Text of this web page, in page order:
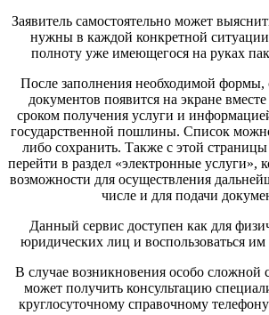
Заявитель самостоятельно может
нужны в каждой конкретной
полноту уже имеющегося на руках
После заполнения необходимой формы,
документов появится на экране
сроком получения услуги и
государственной пошлины. Список можно
либо сохранить. Также с этой страницы
перейти в раздел «электронные услуги»,
возможности для осуществления
числе и для подачи
Данный сервис доступен как для
юридических лиц и воспользоваться
В случае возникновения особо сложной
может получить консультацию
круглосуточному справочному